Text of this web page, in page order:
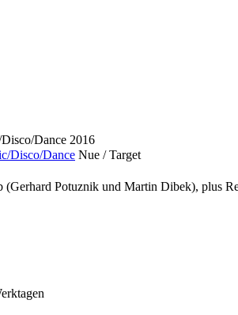
Dance 2016
Disco/Dance Nue / Target
Potuznik und Martin Dibek), plus